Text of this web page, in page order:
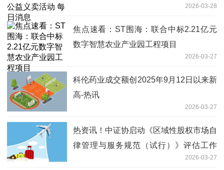
2026-03-28
焦点速看：ST围海：联合中标2.21亿元
数字智慧农业产业园工程项目
2026-03-27
科伦药业成交额创2025年9月12日以来新
高-热讯
2026-03-27
热资讯！中证协启动《区域性股权市场自
律管理与服务规范（试行）》评估工作
2026-03-27